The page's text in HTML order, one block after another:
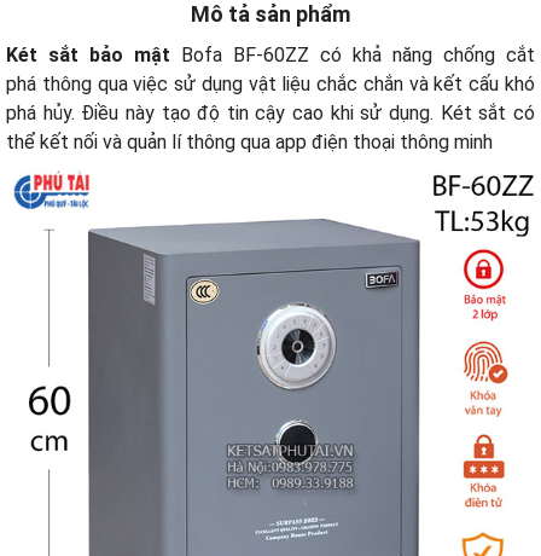
Mô tả sản phẩm
Két sắt bảo mật Bofa BF-60ZZ có khả năng chống cắt
phá thông qua việc sử dụng vật liệu chắc chắn và kết cấu khó
phá hủy. Điều này tạo độ tin cậy cao khi sử dụng. Két sắt có
thể kết nối và quản lí thông qua app điện thoại thông minh